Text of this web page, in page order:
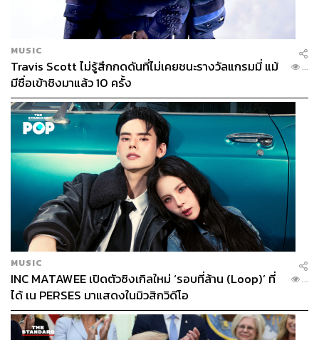
MUSIC
Travis Scott ไม่รู้สึกกดดันที่ไม่เคยชนะรางวัลแกรมมี่ แม้
มีชื่อเข้าชิงมาแล้ว 10 ครั้ง
...
MUSIC
INC MATAWEE เปิดตัวซิงเกิลใหม่ ‘รอบที่ล้าน (Loop)’ ที่
ได้ เน PERSES มาแสดงในมิวสิกวิดีโอ
...